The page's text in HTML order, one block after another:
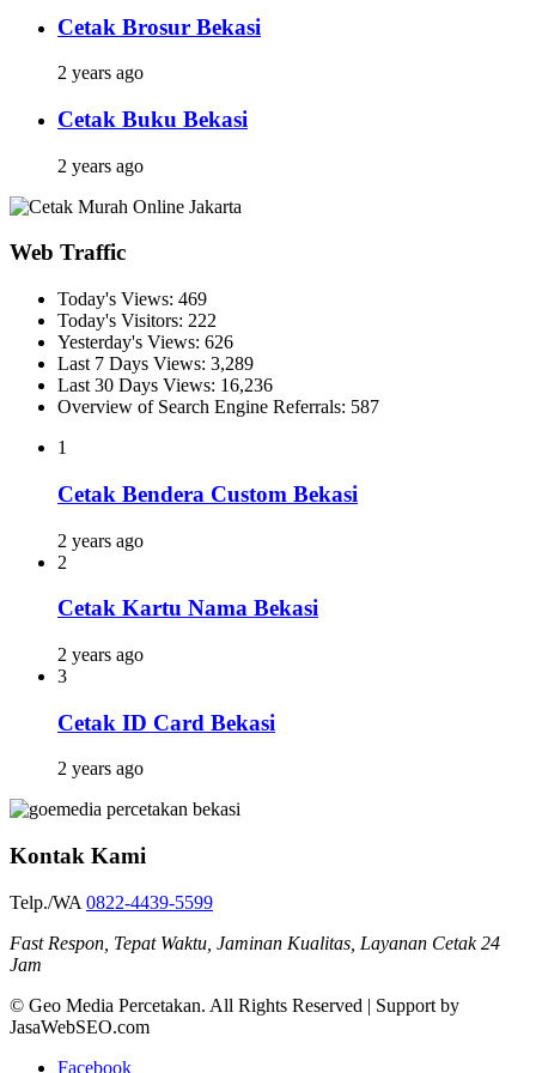
Cetak Brosur Bekasi
2 years ago
Cetak Buku Bekasi
2 years ago
Web Traffic
Today's Views: 469
Today's Visitors: 222
Yesterday's Views: 626
Last 7 Days Views: 3,289
Last 30 Days Views: 16,236
Overview of Search Engine Referrals: 587
1
Cetak Bendera Custom Bekasi
2 years ago
2
Cetak Kartu Nama Bekasi
2 years ago
3
Cetak ID Card Bekasi
2 years ago
Kontak Kami
Telp./WA 0822-4439-5599
Fast Respon, Tepat Waktu, Jaminan Kualitas, Layanan Cetak 24
Jam
© Geo Media Percetakan. All Rights Reserved | Support by
JasaWebSEO.com
Facebook